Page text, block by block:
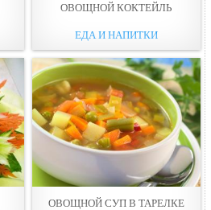
ОВОЩНОЙ КОКТЕЙЛЬ
ЕДА И НАПИТКИ
ОВОЩНОЙ СУП В ТАРЕЛКЕ